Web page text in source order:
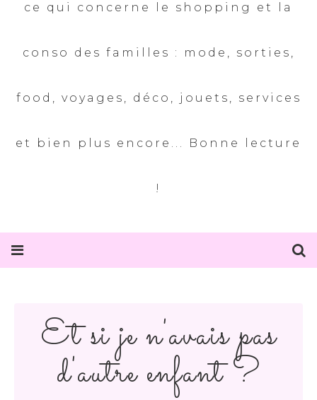
ce qui concerne le shopping et la
conso des familles : mode, sorties,
food, voyages, déco, jouets, services
et bien plus encore... Bonne lecture
!
Et si je n'avais pas
d'autre enfant ?